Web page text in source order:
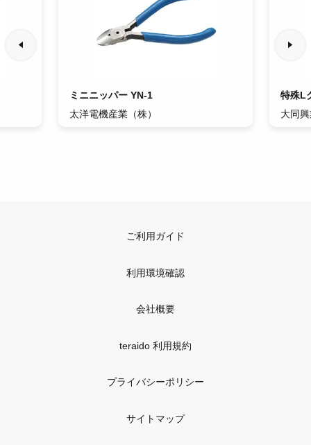
ミニニッパー YN-1
太洋電機産業（株）
特殊L
大同
ご利用ガイド
利用環境確認
会社概要
teraido 利用規約
プライバシーポリシー
サイトマップ